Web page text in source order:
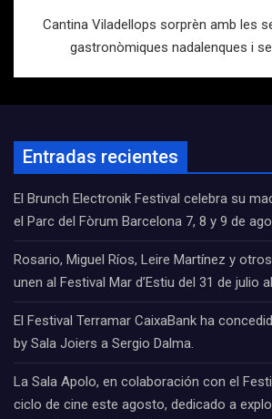
Cantina Viladellops sorprèn amb les
gastronòmiques nadalenques i
Entradas recientes
El Brunch Electronik Festival celebra su
el Parc del Fòrum Barcelona 7, 8 y 9 de
Rosario, Miguel Ríos, Leire Martínez y
unen al Festival Mar d’Estiu del 31 de julio
El Festival Terramar CaixaBank ha
by Sala Joiers a Sergio Dalma.
La Sala Apolo, en colaboración con el
ciclo de cine este agosto, dedicado a